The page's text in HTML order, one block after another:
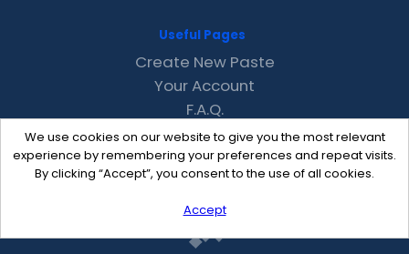
We use cookies on our website to give you the most relevant
experience by remembering your preferences and repeat visits.
By clicking “Accept”, you consent to the use of all cookies.
Accept
Useful Pages
Create New Paste
Your Account
F.A.Q.
Recent
Contact